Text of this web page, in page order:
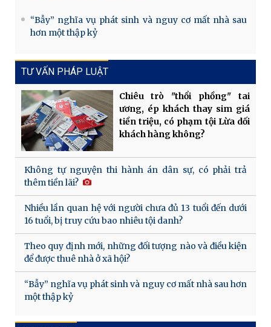
“Bẫy” nghĩa vụ phát sinh và nguy cơ mất nhà sau
hơn một thập kỷ
TƯ VẤN PHÁP LUẬT
Chiêu trò "thổi phồng" tai
ương, ép khách thay sim giá
tiền triệu, có phạm tội Lừa dối
khách hàng không?
Không tự nguyện thi hành án dân sự, có phải trả
thêm tiền lãi?
Nhiều lần quan hệ với người chưa đủ 13 tuổi đến dưới
16 tuổi, bị truy cứu bao nhiêu tội danh?
Theo quy định mới, những đối tượng nào và điều kiện
để được thuê nhà ở xã hội?
“Bẫy” nghĩa vụ phát sinh và nguy cơ mất nhà sau hơn
một thập kỷ